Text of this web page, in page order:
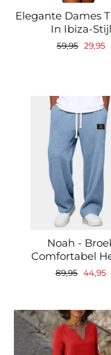
Elegante Dames
In Ibiza-Stijl
Normale
59,95 29,95
Noah -
Comfortabel
Normale
89,95 44,95